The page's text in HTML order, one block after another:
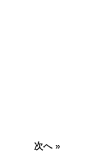
次へ »